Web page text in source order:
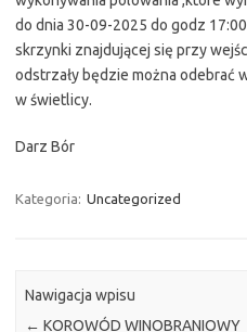
do dnia 30-09-2025 do godz
skrzynki znajdującej się przy
odstrzały będzie można odebrać
w świetlicy.
Darz Bór
Kategoria: Uncategorized
Nawigacja wpisu
← KOROWÓD WINOBRANIOWY